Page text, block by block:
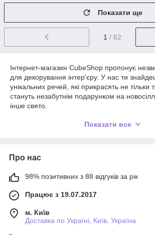
Показати ще
1 / 62
Інтернет-магазин CubeShop пропонує
для декорування інтер'єру. У нас ти
унікальних речей, які прикрасять не тільки
стануть незабутнім подарунком на
інше свято.
унікальну та стильну, не схожу ні на кого
саме туди, де відповідають на твоє
Для початку, під час вибору подарунка,
розміри житла й тих, хто там проживатиме.
квартири підійдуть різні дрібнички,
будь-які прикольні штучки для ванної
особняка можна вибрати щось незвичайне
Показати все
Про нас
98% позитивних з 88 відгуків за рік
Працює з 19.07.2017
м. Київ
Доставка по Україні, Київ, Україна